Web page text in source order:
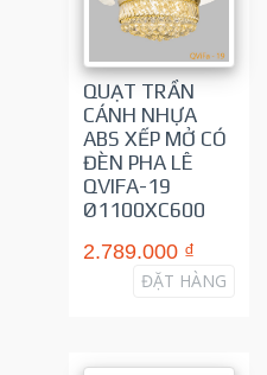
QUẠT TRẦN
CÁNH NHỰA
ABS XẾP MỞ CÓ
ĐÈN PHA LÊ
QVIFA-19
Ø1100XC600
2.789.000 ₫
ĐẶT HÀNG